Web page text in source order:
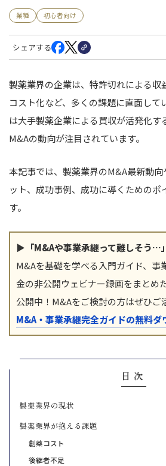
業種 初心者向け
シェアする
製薬業界の企業は、特許切れによる収
コスト化など、多くの課題に直面して
は大手製薬企業による買収が活発化す
M&Aの動向が注目されています。
本記事では、製薬業界のM&A最新動向
ット、成功事例、成功に導くためのポ
す。
▶「M&Aや事業承継って難しそう…
M&Aを基礎を学べる入門ガイド、事
金の非公開ウェビナー録画をまとめ
公開中！M&Aをご検討の方はぜひご
M&A・事業承継完全ガイドの無料ダ
目次
製薬業界の現状
製薬業界が抱える課題
創薬コスト
後継者不足